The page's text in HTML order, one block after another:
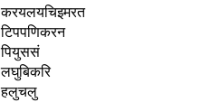
करयलयचिइमरत
टिपपणिकरन
पियुससं
लघुबिकरि
हलुचलु